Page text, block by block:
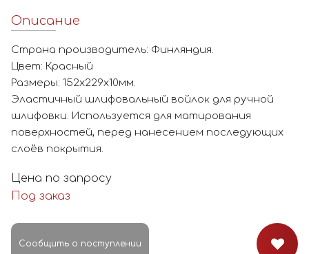
Описание
Страна производитель: Финляндия.
Цвет: Красный
Размеры: 152x229x10мм.
Эластичный шлифовальный войлок для ручной
шлифовки. Используется для матирования
поверхностей, перед нанесением последующих
слоёв покрытия.
Цена по запросу
Под заказ
Сообщить о поступлении